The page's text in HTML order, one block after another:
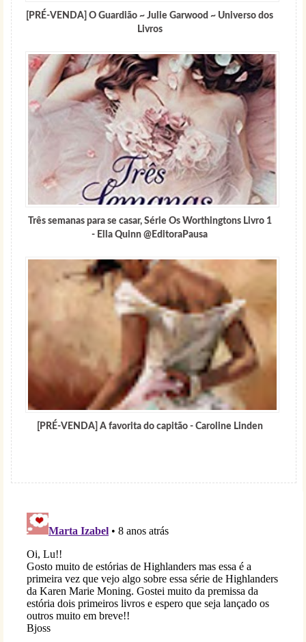
[PRÉ-VENDA] O Guardião ~ Julie Garwood ~ Universo dos
Livros
Três semanas para se casar, Série Os Worthingtons Livro 1
- Ella Quinn @EditoraPausa
[PRÉ-VENDA] A favorita do capitão - Caroline Linden